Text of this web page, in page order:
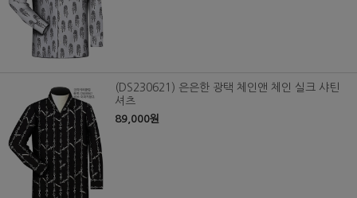
(DS230621) 은은한 광택 체인앤 체인 실크 샤틴
셔츠
89,000원